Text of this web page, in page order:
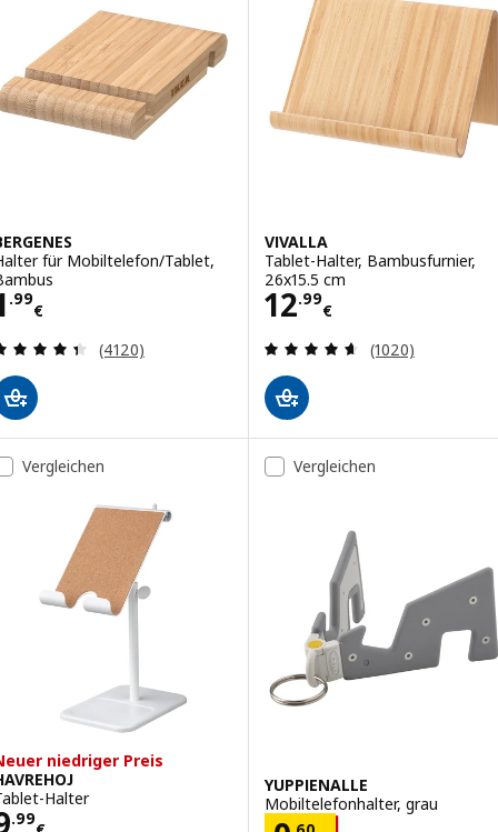
für Mobiltelefon/Tablet,
.99
€ 1.99€
Bewertungen: 4.4 von 5 Sternen. Bewertungen
(4120)
VIVALLA
Tablet-Halter, Bambusfurnier,
26x15.5 cm
12.99
€
Preis 12.99€
Bewertungen:
(1020)
Vergleichen
niedriger Preis
Halter
.99 9.99€
Vergleichen
YUPPIENALLE
Mobiltelefonhalter, grau